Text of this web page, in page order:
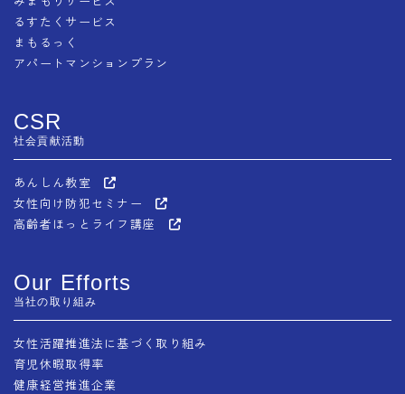
るすたくサービス
まもるっく
アパートマンションプラン
CSR
社会貢献活動
あんしん教室
女性向け防犯セミナー
高齢者ほっとライフ講座
Our Efforts
当社の取り組み
女性活躍推進法に基づく取り組み
育児休暇取得率
健康経営推進企業